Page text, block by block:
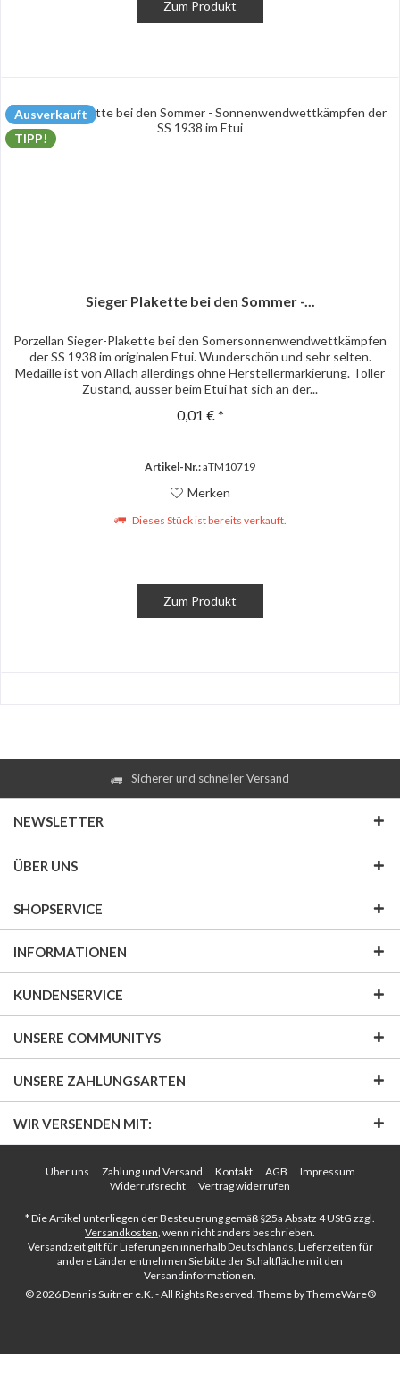
Zum Produkt
Ausverkauft
TIPP!
Sieger Plakette bei den Sommer -...
Porzellan Sieger-Plakette bei den Somersonnenwendwettkämpfen
der SS 1938 im originalen Etui. Wunderschön und sehr selten.
Medaille ist von Allach allerdings ohne Herstellermarkierung. Toller
Zustand, ausser beim Etui hat sich an der...
0,01 € *
Artikel-Nr.:aTM10719
Merken
Dieses Stück ist bereits verkauft.
Zum Produkt
Sicherer und schneller Versand
NEWSLETTER
ÜBER UNS
SHOPSERVICE
INFORMATIONEN
KUNDENSERVICE
UNSERE COMMUNITYS
UNSERE ZAHLUNGSARTEN
WIR VERSENDEN MIT:
Über uns Zahlung und Versand Kontakt AGB
Impressum
Widerrufsrecht
Vertrag widerrufen
* Die Artikel unterliegen der Besteuerung gemäß §25a Absatz 4 UStG zzgl.
Versandkosten , wenn nicht anders beschrieben.
Versandzeit gilt für Lieferungen innerhalb Deutschlands, Lieferzeiten für
andere Länder entnehmen Sie bitte der Schaltfläche mit den
Versandinformationen.
© 2026 Dennis Suitner e.K. - All Rights Reserved. Theme byThemeWare®